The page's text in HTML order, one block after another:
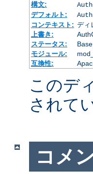
構文:
デフォルト:
コンテキスト: ディ
上書き:
ステータス:
Base
モジュール:
互換性:
このデ
されて
コメ